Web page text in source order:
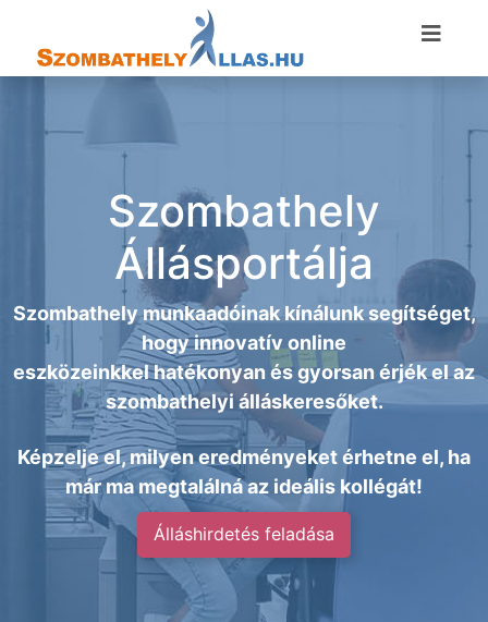
Szombathely
Állásportálja
Szombathely munkaadóinak kínálunk segítséget,
hogy innovatív online
eszközeinkkel hatékonyan és gyorsan érjék el az
szombathelyi álláskeresőket.
Képzelje el, milyen eredményeket érhetne el, ha
már ma megtalálná az ideális kollégát!
Álláshirdetés feladása